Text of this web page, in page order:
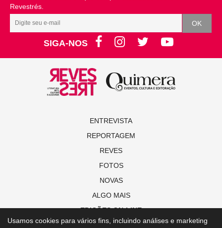
Revestrés.
SIGA-NOS
ENTREVISTA
REPORTAGEM
REVES
FOTOS
NOVAS
ALGO MAIS
EDIÇÕES ON-LINE
Usamos cookies para vários fins, incluindo análises e marketing